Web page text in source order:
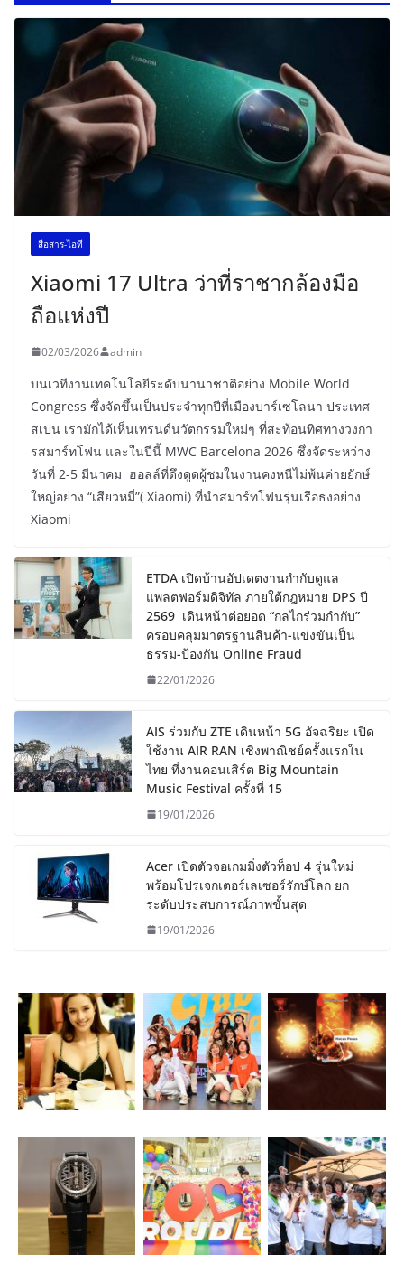
สื่อสาร-ไอที
Xiaomi 17 Ultra ว่าที่ราชากล้องมือ
ถือแห่งปี
02/03/2026 admin
บนเวทีงานเทคโนโลยีระดับนานาชาติอย่าง Mobile World
Congress ซึ่งจัดขึ้นเป็นประจำทุกปีที่เมืองบาร์เซโลนา ประเทศ
สเปน เรามักได้เห็นเทรนด์นวัตกรรมใหม่ๆ ที่สะท้อนทิศทางวงกา
รสมาร์ทโฟน และในปีนี้ MWC Barcelona 2026 ซึ่งจัดระหว่าง
วันที่ 2-5 มีนาคม ฮอลล์ที่ดึงดูดผู้ชมในงานคงหนีไม่พ้นค่ายยักษ์
ใหญ่อย่าง “เสียวหมี่”( Xiaomi) ที่นำสมาร์ทโฟนรุ่นเรือธงอย่าง
Xiaomi
ETDA เปิดบ้านอัปเดตงานกำกับดูแล
แพลตฟอร์มดิจิทัล ภายใต้กฎหมาย DPS ปี
2569 เดินหน้าต่อยอด “กลไกร่วมกำกับ”
ครอบคลุมมาตรฐานสินค้า-แข่งขันเป็น
ธรรม-ป้องกัน Online Fraud
22/01/2026
AIS ร่วมกับ ZTE เดินหน้า 5G อัจฉริยะ เปิด
ใช้งาน AIR RAN เชิงพาณิชย์ครั้งแรกใน
ไทย ที่งานคอนเสิร์ต Big Mountain
Music Festival ครั้งที่ 15
19/01/2026
Acer เปิดตัวจอเกมมิ่งตัวท็อป 4 รุ่นใหม่
พร้อมโปรเจกเตอร์เลเซอร์รักษ์โลก ยก
ระดับประสบการณ์ภาพขั้นสุด
19/01/2026